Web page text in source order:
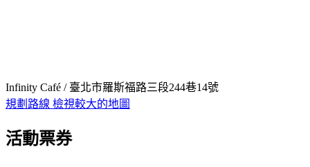
Infinity Café / 臺北市羅斯福路三段244巷14號
規劃路線 檢視較大的地圖
活動票券